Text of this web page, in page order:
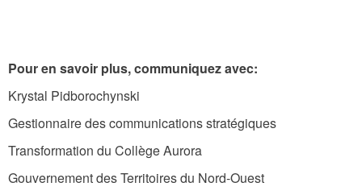
Pour en savoir plus, communiquez avec:
Krystal Pidborochynski
Gestionnaire des communications stratégiques
Transformation du Collège Aurora
Gouvernement des Territoires du Nord-Ouest